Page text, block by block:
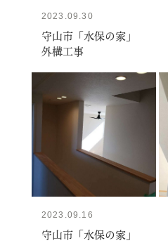
2023.09.30
守山市「水保の家」
外構工事
2023.09.16
守山市「水保の家」